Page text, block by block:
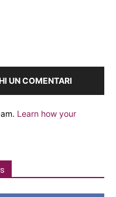
UN COMENTARI
Learn how your